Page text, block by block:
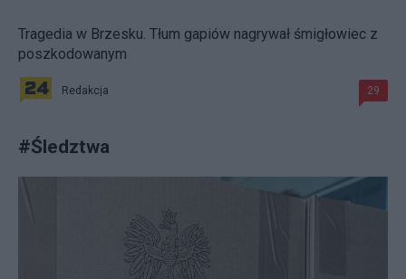
Tragedia w Brzesku. Tłum gapiów nagrywał śmigłowiec z
poszkodowanym
Redakcja 29
#Śledztwa